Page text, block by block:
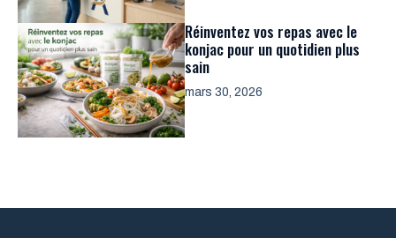
Réinventez vos repas avec le
konjac pour un quotidien plus
sain
mars 30, 2026